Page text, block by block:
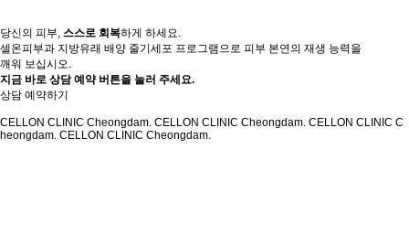
당신의 피부, 스스로 회복하게 하세요.
셀온피부과 지방유래 배양 줄기세포 프로그램으로 피부 본연의 재생 능력을
깨워 보십시오.
지금 바로 상담 예약 버튼을 눌러 주세요.
상담 예약하기
CELLON CLINIC Cheongdam. CELLON CLINIC Cheongdam. CELLON CLINIC C
heongdam. CELLON CLINIC Cheongdam.